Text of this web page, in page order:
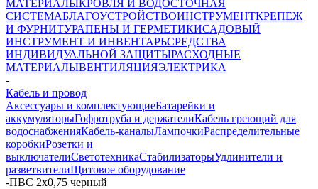
МАТЕРИАЛЫКРОВЛЯ И ВОДОСТОЧНАЯ
СИСТЕМАБЛАГОУСТРОЙСТВОИНСТРУМЕНТКРЕПЕЖ
И ФУРНИТУРАПЕНЫ И ГЕРМЕТИКИСАДОВЫЙ
ИНСТРУМЕНТ И ИНВЕНТАРЬСРЕДСТВА
ИНДИВИДУАЛЬНОЙ ЗАЩИТЫРАСХОДНЫЕ
МАТЕРИАЛЫВЕНТИЛЯЦИЯЭЛЕКТРИКА
-
Кабель и провод
Аксессуары и комплектующиеБатарейки и
аккумуляторыГофротруба и держателиКабель греющий для
водоснабженияКабель-каналыЛампочкиРаспределительные
коробкиРозетки и
выключателиСветотехникаСтабилизаторыУдлинители и
разветвителиЩитовое оборудование
-ПВС 2х0,75 черный